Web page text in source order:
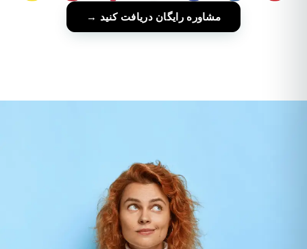
مشاوره رایگان دریافت کنید →